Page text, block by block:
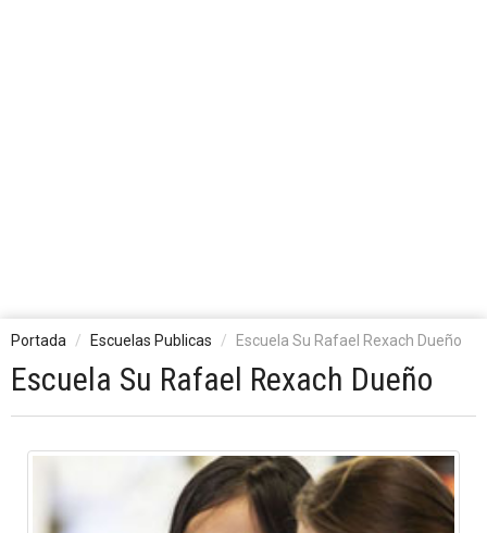
Portada Escuelas Publicas Escuela Su Rafael Rexach Dueño
Escuela Su Rafael Rexach Dueño